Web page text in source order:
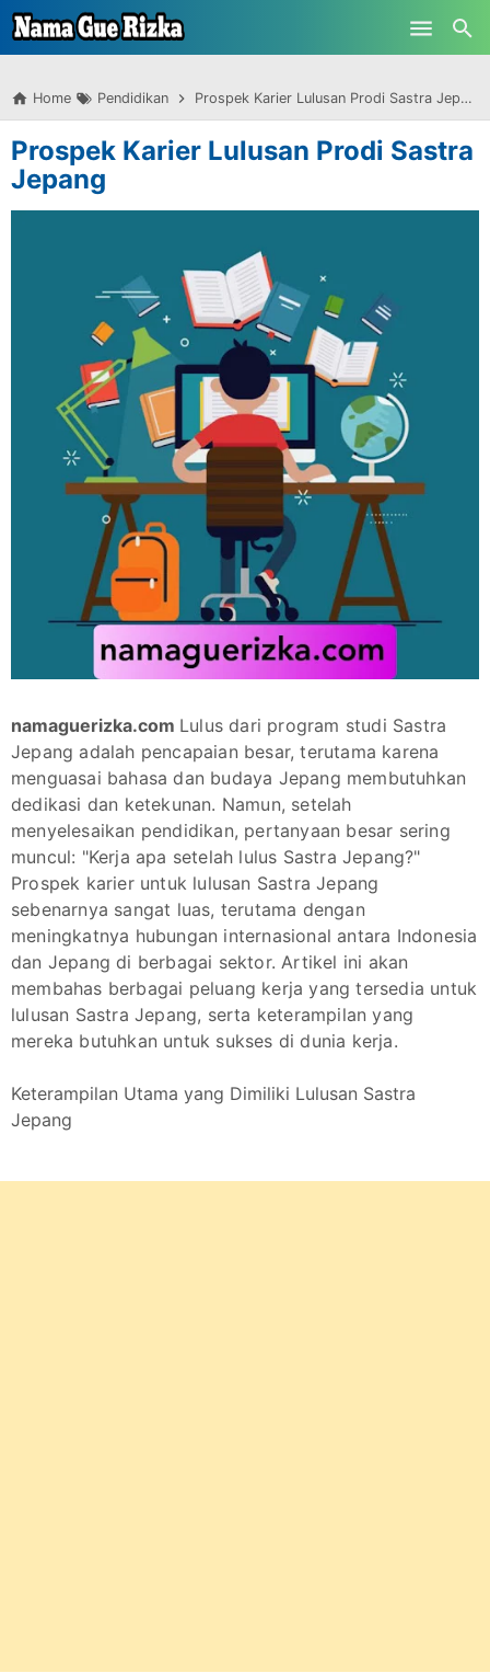
-->
Skip to main content
Home Pendidikan Prospek Karier Lulusan Prodi Sastra Jepang
Prospek Karier Lulusan Prodi Sastra
Jepang
namaguerizka.com Lulus dari program studi Sastra
Jepang adalah pencapaian besar, terutama karena
menguasai bahasa dan budaya Jepang membutuhkan
dedikasi dan ketekunan. Namun, setelah
menyelesaikan pendidikan, pertanyaan besar sering
muncul: "Kerja apa setelah lulus Sastra Jepang?"
Prospek karier untuk lulusan Sastra Jepang
sebenarnya sangat luas, terutama dengan
meningkatnya hubungan internasional antara Indonesia
dan Jepang di berbagai sektor. Artikel ini akan
membahas berbagai peluang kerja yang tersedia untuk
lulusan Sastra Jepang, serta keterampilan yang
mereka butuhkan untuk sukses di dunia kerja.
Keterampilan Utama yang Dimiliki Lulusan Sastra
Jepang